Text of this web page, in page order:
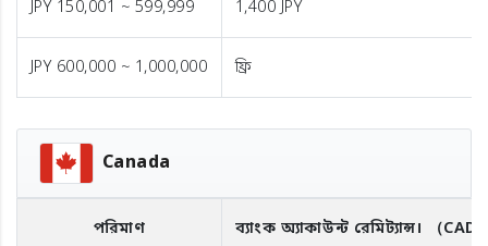
JPY 150,001 ~ 599,999 1,400 JPY
JPY 600,000 ~ 1,000,000 ফ্রি
Canada
পরিমাণ ব্যাংক অ্যাকাউন্ট রেমিট্যান্স। （